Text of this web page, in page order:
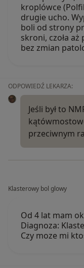
kroplówce
drugie ucho.
boli od strony
skroni, czoła aż
bez zmian
ODPOWIEDŹ LEKARZA:
Jeśli był to
przeciwnym
Klasterowy bol glowy
Od 4 lat mam
Diagnoza:
Czy moze mi